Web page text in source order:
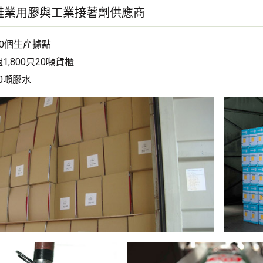
業用膠與工業接著劑供應商
個生產據點
只20噸貨櫃
噸膠水